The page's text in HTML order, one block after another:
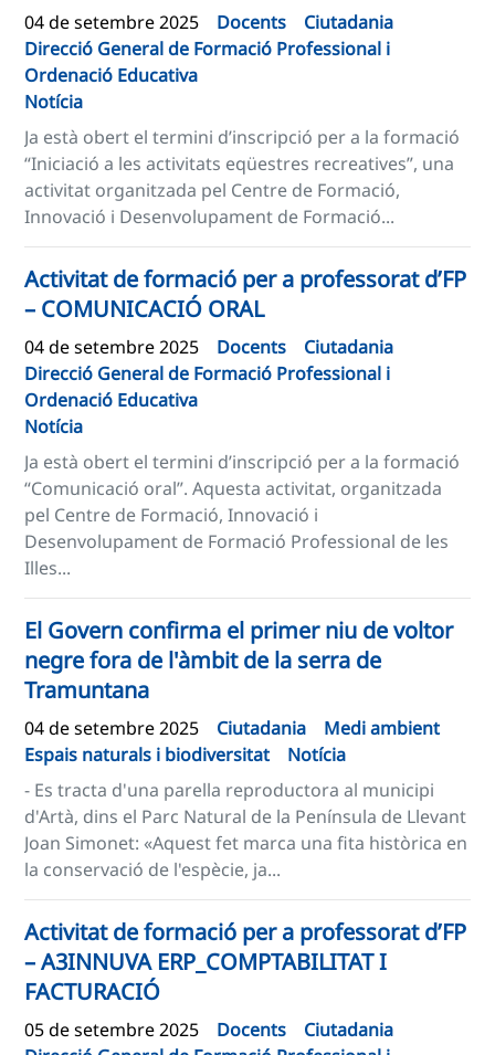
04 de setembre 2025 Docents
Ciutadania
Direcció General de Formació Professional i
Ordenació Educativa
Notícia
Ja està obert el termini d’inscripció per a la formació
“Iniciació a les activitats eqüestres recreatives”, una
activitat organitzada pel Centre de Formació,
Innovació i Desenvolupament de Formació...
Activitat de formació per a professorat d’FP
– COMUNICACIÓ ORAL
04 de setembre 2025 Docents
Ciutadania
Direcció General de Formació Professional i
Ordenació Educativa
Notícia
Ja està obert el termini d’inscripció per a la formació
“Comunicació oral”. Aquesta activitat, organitzada
pel Centre de Formació, Innovació i
Desenvolupament de Formació Professional de les
Illes...
El Govern confirma el primer niu de voltor
negre fora de l'àmbit de la serra de
Tramuntana
04 de setembre 2025 Ciutadania
Medi ambient
Espais naturals i biodiversitat
Notícia
- Es tracta d'una parella reproductora al municipi
d'Artà, dins el Parc Natural de la Península de Llevant
Joan Simonet: «Aquest fet marca una fita històrica en
la conservació de l'espècie, ja...
Activitat de formació per a professorat d’FP
– A3INNUVA ERP_COMPTABILITAT I
FACTURACIÓ
05 de setembre 2025 Docents
Ciutadania